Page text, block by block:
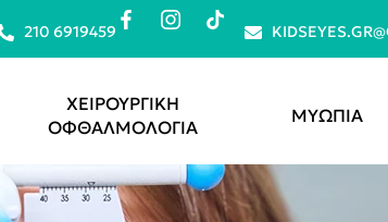
210 6919459
ΧΕΙΡΟΥΡΓΙΚΗ
ΟΦΘΑΛΜΟΛΟΓΙΑ
ΜΥΩΠΙΑ